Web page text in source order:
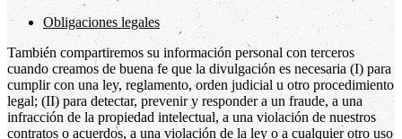
Obligaciones legales
También compartiremos su información personal con terceros
cuando creamos de buena fe que la divulgación es necesaria (I) para
cumplir con una ley, reglamento, orden judicial u otro procedimiento
legal; (II) para detectar, prevenir y responder a un fraude, a una
infracción de la propiedad intelectual, a una violación de nuestros
contratos o acuerdos, a una violación de la ley o a cualquier otro uso